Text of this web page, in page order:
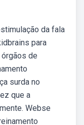
da fala
para
de
surda no
que a
Webse